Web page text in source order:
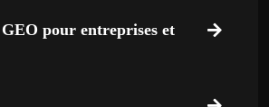
pour entreprises et